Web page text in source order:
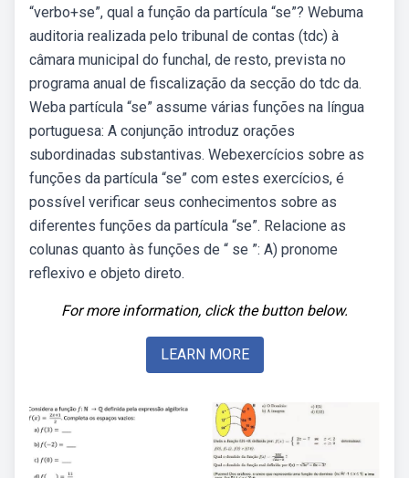
“verbo+se”, qual a função da partícula “se”? Webuma
auditoria realizada pelo tribunal de contas (tdc) à
câmara municipal do funchal, de resto, prevista no
programa anual de fiscalização da secção do tdc da.
Weba partícula “se” assume várias funções na língua
portuguesa: A conjunção introduz orações
subordinadas substantivas. Webexercícios sobre as
funções da partícula “se” com estes exercícios, é
possível verificar seus conhecimentos sobre as
diferentes funções da partícula “se”. Relacione as
colunas quanto às funções de “ se ”: A) pronome
reflexivo e objeto direto.
For more information, click the button below.
LEARN MORE